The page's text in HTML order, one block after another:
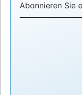
Abonnieren Sie